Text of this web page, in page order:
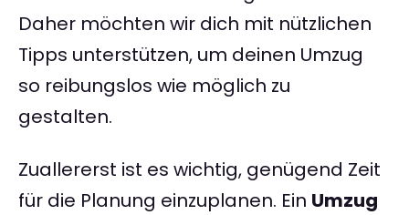
Daher möchten wir dich mit nützlichen
Tipps unterstützen, um deinen Umzug
so reibungslos wie möglich zu
gestalten.
Zuallererst ist es wichtig, genügend Zeit
für die Planung einzuplanen. Ein Umzug